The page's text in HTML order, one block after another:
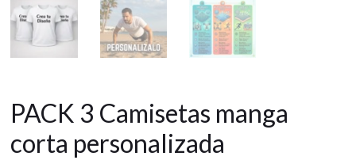
PACK 3 Camisetas manga
corta personalizada